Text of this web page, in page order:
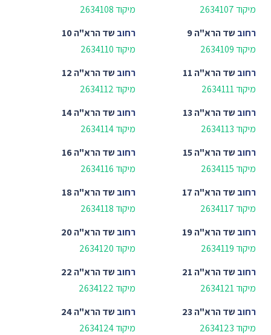
מיקוד 2634107
מיקוד 2634108
רחוב שד הרא"ה 9
מיקוד 2634109
רחוב שד הרא"ה 10
מיקוד 2634110
רחוב שד הרא"ה 11
מיקוד 2634111
רחוב שד הרא"ה 12
מיקוד 2634112
רחוב שד הרא"ה 13
מיקוד 2634113
רחוב שד הרא"ה 14
מיקוד 2634114
רחוב שד הרא"ה 15
מיקוד 2634115
רחוב שד הרא"ה 16
מיקוד 2634116
רחוב שד הרא"ה 17
מיקוד 2634117
רחוב שד הרא"ה 18
מיקוד 2634118
רחוב שד הרא"ה 19
מיקוד 2634119
רחוב שד הרא"ה 20
מיקוד 2634120
רחוב שד הרא"ה 21
מיקוד 2634121
רחוב שד הרא"ה 22
מיקוד 2634122
רחוב שד הרא"ה 23
מיקוד 2634123
רחוב שד הרא"ה 24
מיקוד 2634124